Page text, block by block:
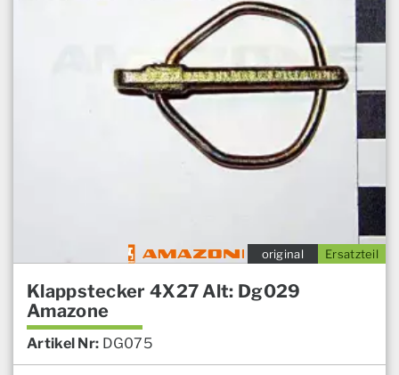
Ersatzteil
original
Klappstecker 4X27 Alt: Dg029
Amazone
Artikel Nr: DG075